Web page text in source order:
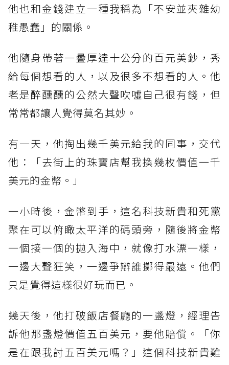
他也和金錢建立一種我稱為「不安並夾雜幼
稚愚蠢」的關係。
他隨身帶著一疊厚達十公分的百元美鈔，秀
給每個想看的人，以及很多不想看的人。他
老是醉醺醺的公然大聲吹噓自己很有錢，但
常常都讓人覺得莫名其妙。
有一天，他掏出幾千美元給我的同事，交代
他：「去街上的珠寶店幫我換幾枚價值一千
美元的金幣。」
一小時後，金幣到手，這名科技新貴和死黨
聚在可以俯瞰太平洋的碼頭旁，隨後將金幣
一個接一個的拋入海中，就像打水漂一樣，
一邊大聲狂笑，一邊爭辯誰擲得最遠。他們
只是覺得這樣很好玩而已。
幾天後，他打破飯店餐廳的一盞燈，經理告
訴他那盞燈價值五百美元，要他賠償。「你
是在跟我討五百美元嗎？」這個科技新貴難